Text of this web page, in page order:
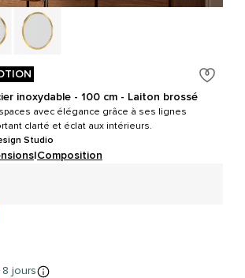
inoxydable - 100 cm - Laiton brossé
avec élégance grâce à ses lignes
clarté et éclat aux intérieurs.
Studio
|Composition
jours